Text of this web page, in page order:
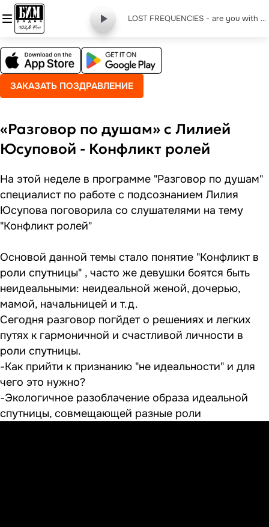
LOST FREQUENCIES - are you with me
ЗАКАЗАТЬ ПОЗДРАВЛЕНИЕ
«Разговор по душам» с Лилией
Юсуповой - Конфликт ролей
На этой неделе в программе "Разговор по душам"
специалист по работе с подсознанием Лилия
Юсупова поговорила со слушателями на тему
"Конфликт ролей"
Основой данной темы стало понятие "Конфликт в
роли спутницы" , часто же девушки боятся быть
неидеальными: неидеальной женой, дочерью,
мамой, начальницей и т.д.
Сегодня разговор погйдет о решениях и легких
путях к гармоничной и счастливой личности в
роли спутницы.
-Как прийти к признанию "не идеальности" и для
чего это нужно?
-Экологичное разоблачение образа идеальной
спутницы, совмещающей разные роли